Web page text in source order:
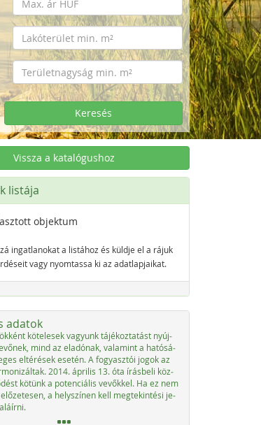
Keresés
Vissza a katalógushoz
listája
objektum
ingatlanokat a listához és küldje el a rájuk
vagy nyomtassa ki az adatlapjaikat.
adatok
kö­t­e­le­sek va­gyunk tájé­koz­ta­tást nyúj­
mind az ela­dónak, vala­mint a ha­tósá­
el­té­r­é­sek ese­tén. A fo­gyasz­tói jo­gok az
2014. ápri­lis 13. óta írás­be­li köz­
kötünk a po­ten­ciá­lis ve­vők­kel. Ha ez nem
a he­lys­zí­nen kell meg­tek­in­té­si je­